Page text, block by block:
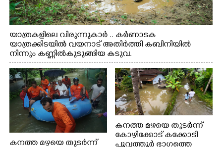
യാത്രകളിലെ വിരുന്നുകാർ .. കർണാടക
യാത്രക്കിടയിൽ വയനാട് അതിർത്തി കബിനിയിൽ
നിന്നും കണ്ണിൽകുടുങ്ങിയ കടുവ.
കനത്ത മഴയെ തുടർന്ന്
കനത്ത മഴയെ തുടർന്ന്
കോഴിക്കോട് കക്കോടി
പൂവത്തൂർ ഭാഗത്തെ